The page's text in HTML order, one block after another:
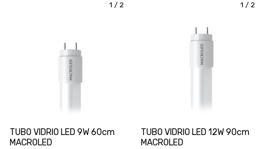
1 / 2
TUBO VIDRIO LED 9W 60cm
MACROLED
1 / 2
TUBO VIDRIO LED 12W 90cm
MACROLED